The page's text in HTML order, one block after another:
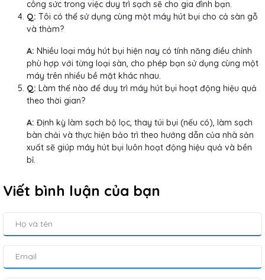
công sức trong việc duy trì sạch sẽ cho gia đình bạn.
Q: Tôi có thể sử dụng cùng một máy hút bụi cho cả sàn gỗ
và thảm?
A: Nhiều loại máy hút bụi hiện nay có tính năng điều chỉnh
phù hợp với từng loại sàn, cho phép bạn sử dụng cùng một
máy trên nhiều bề mặt khác nhau.
Q: Làm thế nào để duy trì máy hút bụi hoạt động hiệu quả
theo thời gian?
A: Định kỳ làm sạch bộ lọc, thay túi bụi (nếu có), làm sạch
bàn chải và thực hiện bảo trì theo hướng dẫn của nhà sản
xuất sẽ giúp máy hút bụi luôn hoạt động hiệu quả và bền
bỉ.
Viết bình luận của bạn